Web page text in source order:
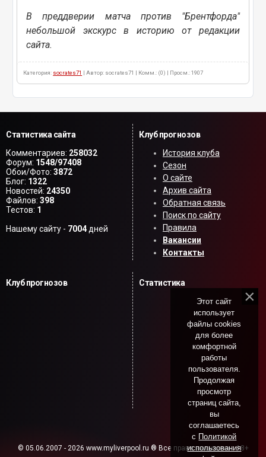
В преддверии матча против "Брентфорда"
небольшой экскурс в историю от редакции
сайта.
Категория: socrates71 | Автор: socrates71 | Комм.: (0) | Просм.: 1907
Статистика сайта
Комментариев: 258032
Форум: 1548/97408
Обои/Фото: 3872
Блог: 1322
Новостей: 24350
Файлов: 398
Тестов: 1
Нашему сайту - 7004дней
Клуб прогнозов
История клуба
Сезон
О сайте
Архив сайта
Обратная связь
Поиск по сайту
Правила
Вакансии
Контакты
Клуб прогнозов Статистика
© 05.06.2007 - 2026 www.myliverpool.ru ® Все права защищены. 18+
Этот сайт
использует
файлы cookies
для более
комфортной
работы
пользователя.
Продолжая
просмотр
страниц сайта,
вы
соглашаетесь
с Политикой
использования